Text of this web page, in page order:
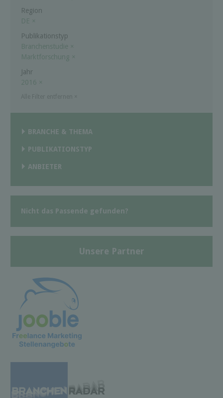
Region
DE ×
Publikationstyp
Branchenstudie ×
Marktforschung ×
Jahr
2016 ×
BRANCHE & THEMA
PUBLIKATIONSTYP
ANBIETER
Nicht das Passende gefunden?
Unsere Partner